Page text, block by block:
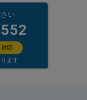
い
応
ます